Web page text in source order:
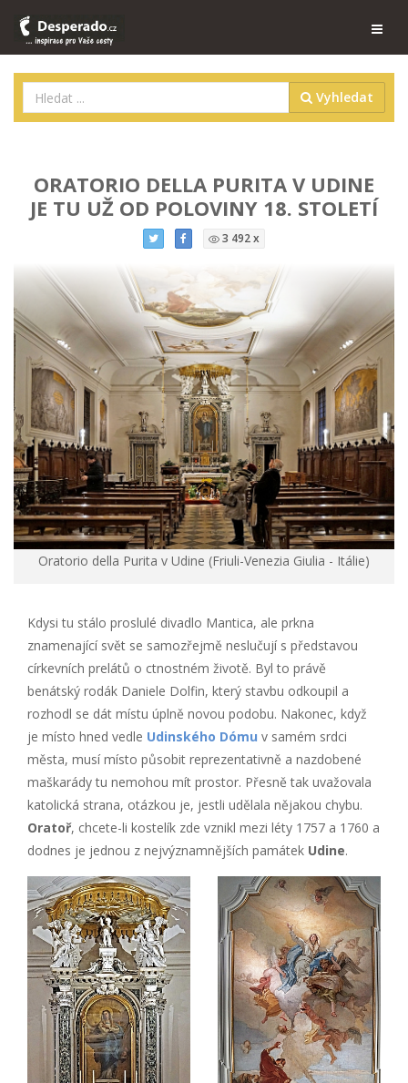
Vyhledat
ORATORIO DELLA PURITA V UDINE
JE TU UŽ OD POLOVINY 18. STOLETÍ
3 492 x
Oratorio della Purita v Udine (Friuli-Venezia Giulia - Itálie)
Kdysi tu stálo proslulé divadlo Mantica, ale prkna
znamenající svět se samozřejmě neslučují s představou
církevních prelátů o ctnostném životě. Byl to právě
benátský rodák Daniele Dolfin, který stavbu odkoupil a
rozhodl se dát místu úplně novou podobu. Nakonec, když
je místo hned vedle Udinského Dómu v samém srdci
města, musí místo působit reprezentativně a nazdobené
maškarády tu nemohou mít prostor. Přesně tak uvažovala
katolická strana, otázkou je, jestli udělala nějakou chybu.
Oratoř, chcete-li kostelík zde vznikl mezi léty 1757 a 1760 a
dodnes je jednou z nejvýznamnějších památek Udine.